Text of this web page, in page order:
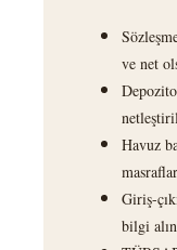
ve net
Havuz
Giriş-
bilgi alın